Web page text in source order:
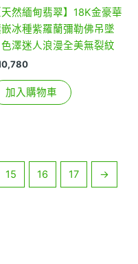
天然緬甸翡翠】18K金豪華
冰種紫羅蘭彌勒佛吊墜
色澤迷人浪漫全美無裂紋
加入購物車
15 16 17 →